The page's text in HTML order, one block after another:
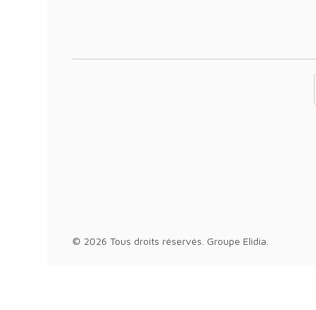
© 2026 Tous droits réservés. Groupe Elidia